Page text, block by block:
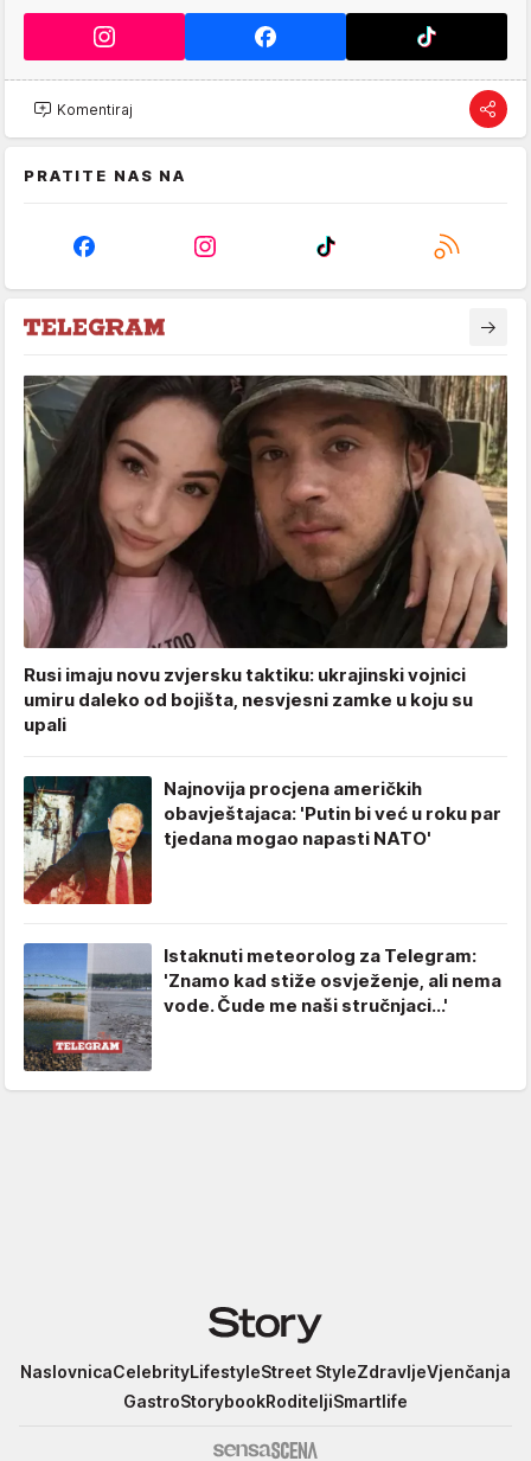
Komentiraj
PRATITE NAS NA
Rusi imaju novu zvjersku taktiku: ukrajinski vojnici
umiru daleko od bojišta, nesvjesni zamke u koju su
upali
Najnovija procjena američkih
obavještajaca: 'Putin bi već u roku par
tjedana mogao napasti NATO'
Istaknuti meteorolog za Telegram:
'Znamo kad stiže osvježenje, ali nema
vode. Čude me naši stručnjaci...'
Story
NaslovnicaCelebrityLifestyleStreet StyleZdravljeVjenčanja
GastroStorybookRoditeljiSmartlife